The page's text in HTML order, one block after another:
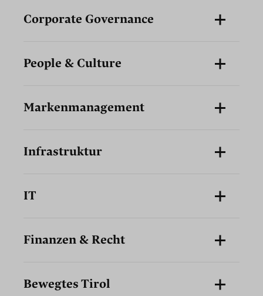
Corporate Governance
People & Culture
Markenmanagement
Infrastruktur
IT
Finanzen & Recht
Bewegtes Tirol